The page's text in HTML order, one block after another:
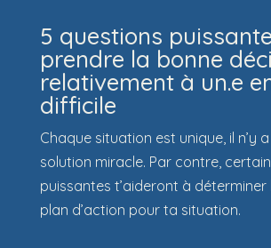
5 questions
prendre la bonne
relativement à un.e
difficile
Chaque situation est unique, il n’y
solution miracle. Par contre,
puissantes t’aideront à déterminer
plan d’action pour ta situation.